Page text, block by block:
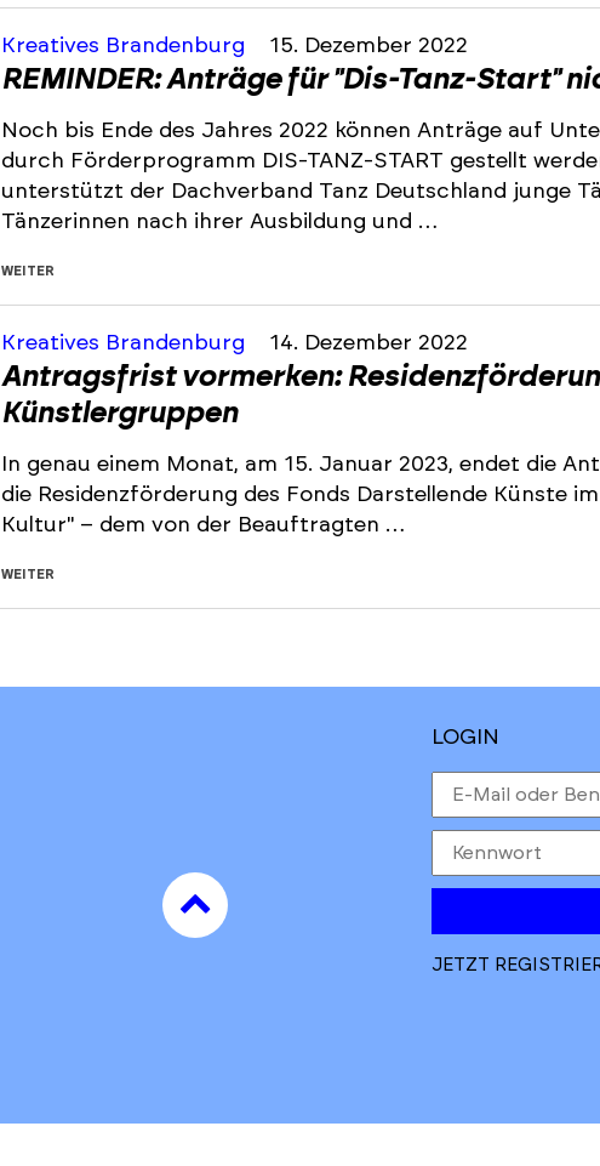
Kreatives Brandenburg 15. Dezember 2022
REMINDER: Anträge für "Dis-Tanz-Start"
Noch bis Ende des Jahres 2022 können Anträge auf
durch Förderprogramm DIS-TANZ-START gestellt
unterstützt der Dachverband Tanz Deutschland junge
Tänzerinnen nach ihrer Ausbildung und …
WEITER
Kreatives Brandenburg 14. Dezember 2022
Antragsfrist vormerken:
Künstlergruppen
In genau einem Monat, am 15. Januar 2023, endet die
die Residenzförderung des Fonds Darstellende Künste
Kultur" – dem von der Beauftragten …
WEITER
to
top
LOGIN
JETZT